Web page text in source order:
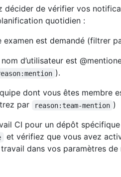
décider de vérifier vos
quotidien :
examen est demandé (filtrer
d’utilisateur est
).
dont vous êtes membre
par
reason:team-mention )
CI pour un dépôt
et vérifiez que vous avez
dans vos paramètres